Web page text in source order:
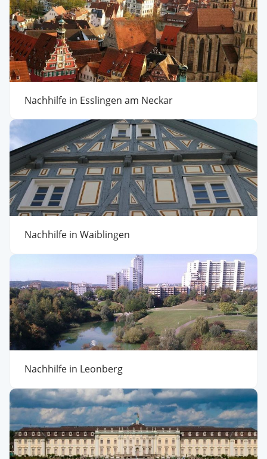
Nachhilfe in Esslingen am Neckar
Nachhilfe in Waiblingen
Nachhilfe in Leonberg